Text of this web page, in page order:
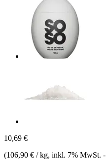
10,69 €
(106,90 € / kg, inkl. 7% MwSt. -